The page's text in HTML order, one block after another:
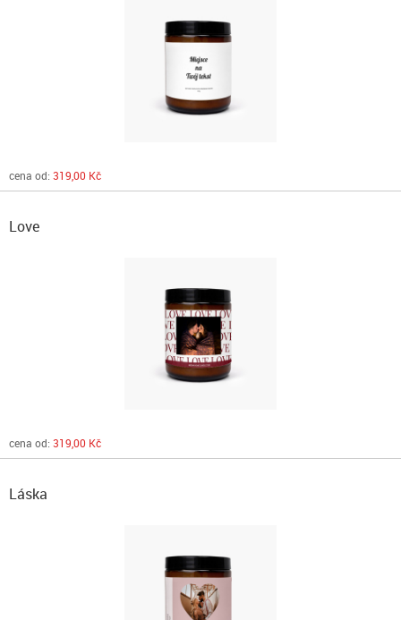
cena od: 319,00 Kč
Love
cena od: 319,00 Kč
Láska